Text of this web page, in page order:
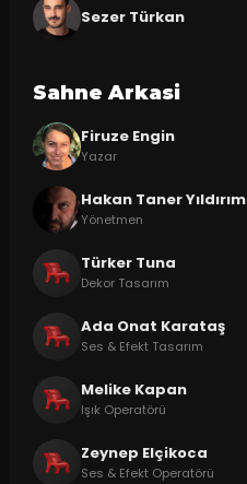
Sezer Türkan
Sahne Arkasi
Firuze Engin
Yazar
Hakan Taner Yıldırım
Yönetmen
Türker Tuna
Dekor Tasarım
Ada Onat Karataş
Ses & Efekt Tasarım
Melike Kapan
Işık Operatörü
Zeynep Elçikoca
Ses & Efekt Operatörü